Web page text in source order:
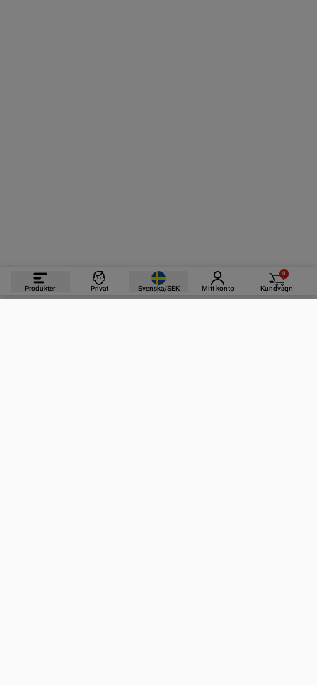
Produkter Privat Svenska/SEK Mitt konto
0
Kundvagn